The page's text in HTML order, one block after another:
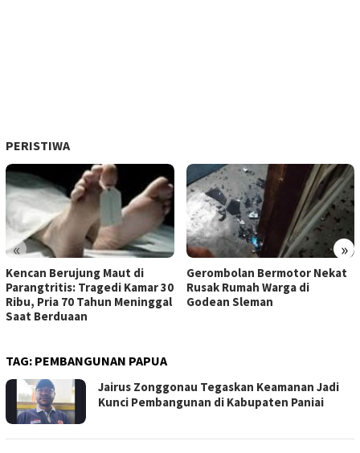
PERISTIWA
« »
Kencan Berujung Maut di
Parangtritis: Tragedi Kamar 30
Ribu, Pria 70 Tahun Meninggal
Saat Berduaan
Gerombolan Bermotor Nekat
Rusak Rumah Warga di
Godean Sleman
TAG: PEMBANGUNAN PAPUA
Jairus Zonggonau Tegaskan Keamanan Jadi
Kunci Pembangunan di Kabupaten Paniai